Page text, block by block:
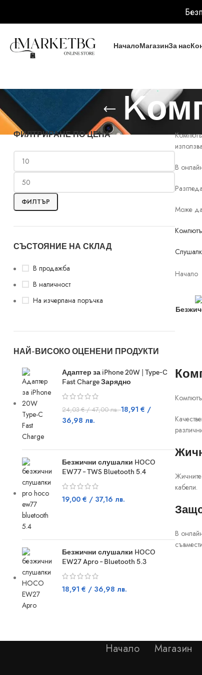
НачалоМагазинЗа нас
ФИЛТРИРАНЕ ПО ЦЕНА
ФИЛТЪР
СЪСТОЯНИЕ НА СКЛАД
В продажба
В наличност
На изчерпана поръчка
НАЙ-ВИСОКО ОЦЕНЕНИ ПРОДУКТИ
Адаптер за iPhone 20W | Type-C
Fast Charge Зарядно
24,03€/ 47,00 лв.18,91 € /
36,98 лв.
Безжични слушалки HOCO
EW77 – TWS Bluetooth 5.4
19,00 € / 37,16 лв.
Безжични слушалки HOCO
EW27 Apro – Bluetooth 5.3
18,91 € / 36,98 лв.
В
Може да
Начало
Жичните
кабели.
В
Начало Магазин